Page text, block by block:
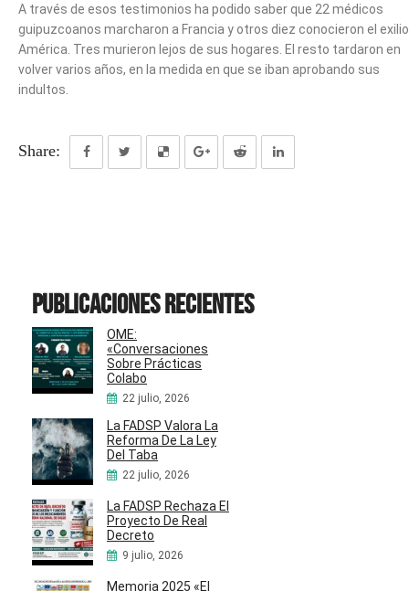
A través de esos testimonios ha podido saber que 22 médicos
guipuzcoanos marcharon a Francia y otros diez conocieron el
América. Tres murieron lejos de sus hogares. El resto tardaron en
volver varios años, en la medida en que se iban aprobando sus
indultos.
Share:
Publicaciones recientes
OME:
«Conversaciones
Sobre Prácticas
Colabo
22 julio, 2026
La FADSP Valora La
Reforma De La Ley
Del Taba
22 julio, 2026
La FADSP Rechaza El
Proyecto De Real
Decreto
9 julio, 2026
Memoria 2025 «El